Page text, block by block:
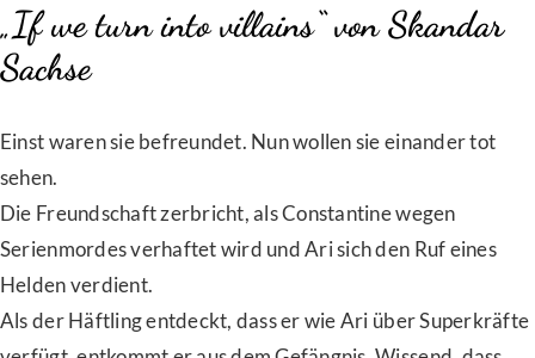
„If we turn into villains“ von Skandar
Sachse
Einst waren sie befreundet. Nun wollen sie einander tot
sehen.
Die Freundschaft zerbricht, als Constantine wegen
Serienmordes verhaftet wird und Ari sich den Ruf eines
Helden verdient.
Als der Häftling entdeckt, dass er wie Ari über Superkräfte